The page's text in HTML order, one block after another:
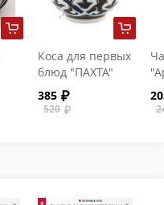
Коса для первых
блюд "ПАХТА"
385
520